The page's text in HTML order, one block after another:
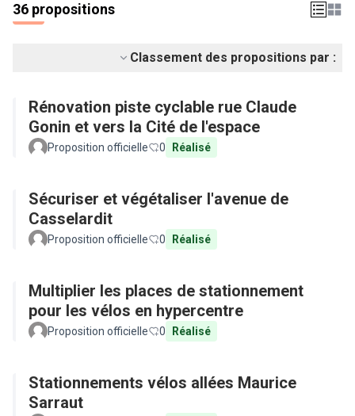
36 propositions
Classement des propositions par :
Rénovation piste cyclable rue Claude
Gonin et vers la Cité de l'espace
Proposition officielle 0 Réalisé
Sécuriser et végétaliser l'avenue de
Casselardit
Proposition officielle 0 Réalisé
Multiplier les places de stationnement
pour les vélos en hypercentre
Proposition officielle 0 Réalisé
Stationnements vélos allées Maurice
Sarraut